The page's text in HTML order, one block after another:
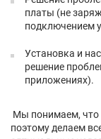
платы (не
подключением
Установка и
решение
приложениях).
Мы понимаем, что
поэтому делаем